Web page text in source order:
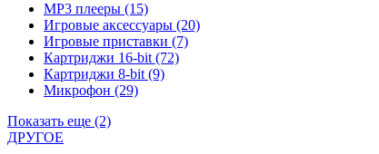
MP3 плееры (15)
Игровые аксессуары (20)
Игровые приставки (7)
Картриджи 16-bit (72)
Картриджи 8-bit (9)
Микрофон (29)
Показать еще (2)
ДРУГОЕ